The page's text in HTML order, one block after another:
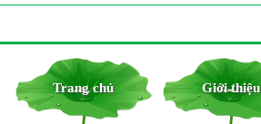
Trang chủ Giới thiệu